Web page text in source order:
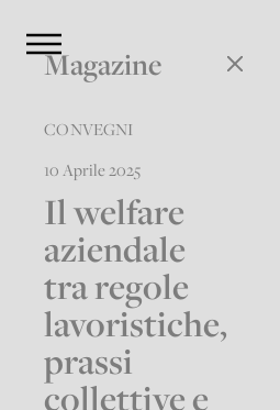
Magazine
CONVEGNI
10 Aprile 2025
Il welfare
aziendale
tra regole
lavoristiche,
prassi
collettive e